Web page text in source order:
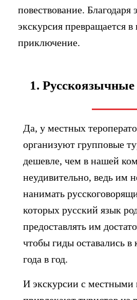
повествование. Благодаря
экскурсия превращается
приключение.
1.
Да, у местных
организуют групповые
дешевле, чем в нашей
неудивительно, ведь им
нанимать
которых русский язык
предоставлять им
чтобы гиды оставались в
года в год.
И экскурсии с местными